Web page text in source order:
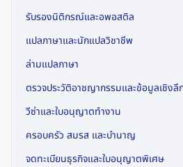
รับรองนิติกรณ์และอพอสติล
แปลภาษาและนักแปลวิชาชีพ
ล่ามแปลภาษา
ตรวจประวัติอาชญากรรมและข้อมูลเชิงลึ
วีซ่าและใบอนุญาตทำงาน
ครอบครัว สมรส และบำนาญ
จดทะเบียนธุรกิจและใบอนุญาตพิเศษ